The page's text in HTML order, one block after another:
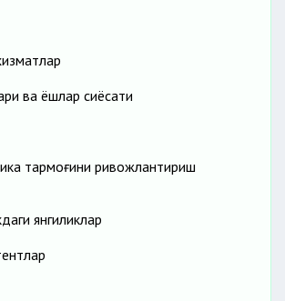
ва ёшлар сиёсати
тармоғини ривожлантириш
янгиликлар